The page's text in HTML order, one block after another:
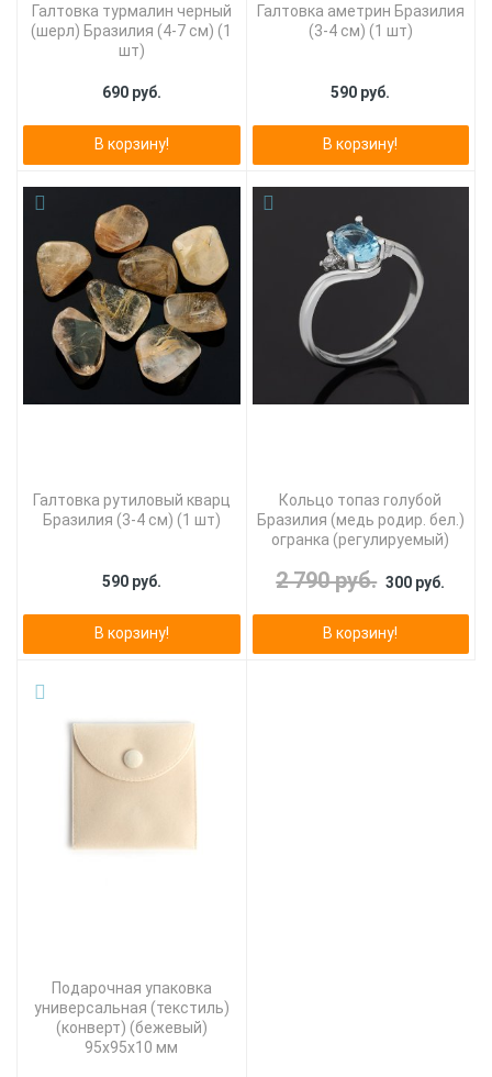
Галтовка турмалин черный
(шерл) Бразилия (4-7 см) (1
шт)
690 руб.
В корзину!
Галтовка аметрин Бразилия
(3-4 см) (1 шт)
590 руб.
В корзину!
Галтовка рутиловый кварц
Бразилия (3-4 см) (1 шт)
590 руб.
В корзину!
Кольцо топаз голубой
Бразилия (медь родир. бел.)
огранка (регулируемый)
2 790 руб. 300 руб.
В корзину!
Подарочная упаковка
универсальная (текстиль)
(конверт) (бежевый)
95х95х10 мм